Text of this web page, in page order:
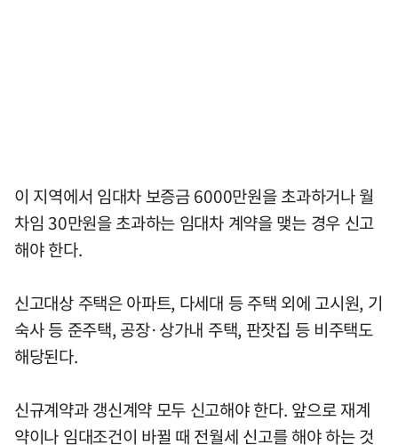
이 지역에서 임대차 보증금 6000만원을 초과하거나 월
차임 30만원을 초과하는 임대차 계약을 맺는 경우 신고
해야 한다.
신고대상 주택은 아파트, 다세대 등 주택 외에 고시원, 기
숙사 등 준주택, 공장·상가내 주택, 판잣집 등 비주택도
해당된다.
신규계약과 갱신계약 모두 신고해야 한다. 앞으로 재계
약이나 임대조건이 바뀔 때 전월세 신고를 해야 하는 것